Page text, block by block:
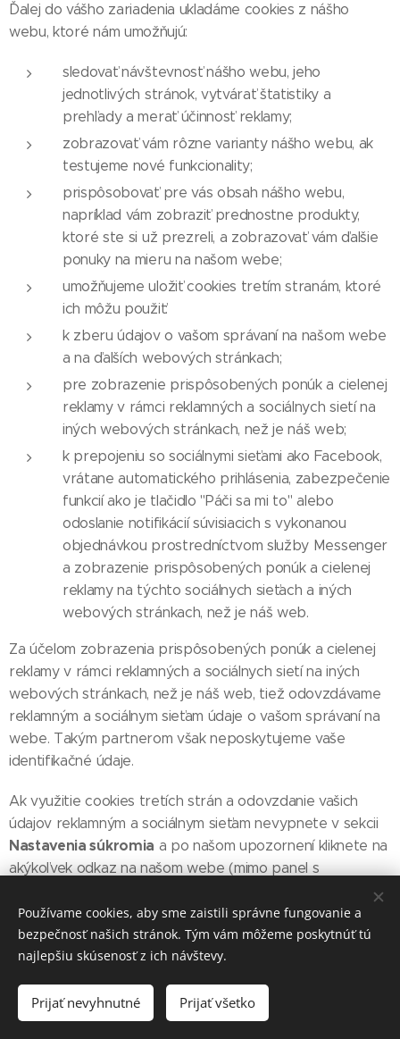
Ďalej do vášho zariadenia ukladáme cookies z nášho
webu, ktoré nám umožňujú:
sledovať návštevnosť nášho webu, jeho
jednotlivých stránok, vytvárať štatistiky a
prehľady a merať účinnosť reklamy;
zobrazovať vám rôzne varianty nášho webu, ak
testujeme nové funkcionality;
prispôsobovať pre vás obsah nášho webu,
napríklad vám zobraziť prednostne produkty,
ktoré ste si už prezreli, a zobrazovať vám ďalšie
ponuky na mieru na našom webe;
umožňujeme uložiť cookies tretím stranám, ktoré
ich môžu použiť:
k zberu údajov o vašom správaní na našom webe
a na ďalších webových stránkach;
pre zobrazenie prispôsobených ponúk a cielenej
reklamy v rámci reklamných a sociálnych sietí na
iných webových stránkach, než je náš web;
k prepojeniu so sociálnymi sieťami ako Facebook,
vrátane automatického prihlásenia, zabezpečenie
funkcií ako je tlačidlo "Páči sa mi to" alebo
odoslanie notifikácií súvisiacich s vykonanou
objednávkou prostredníctvom služby Messenger
a zobrazenie prispôsobených ponúk a cielenej
reklamy na týchto sociálnych sieťach a iných
webových stránkach, než je náš web.
Za účelom zobrazenia prispôsobených ponúk a cielenej
reklamy v rámci reklamných a sociálnych sietí na iných
webových stránkach, než je náš web, tiež odovzdávame
reklamným a sociálnym sieťam údaje o vašom správaní na
webe. Takým partnerom však neposkytujeme vaše
identifikačné údaje.
Ak využitie cookies tretích strán a odovzdanie vašich
údajov reklamným a sociálnym sieťam nevypnete v sekcii
Nastavenia súkromia a po našom upozornení kliknete na
akýkoľvek odkaz na našom webe (mimo panel s
vypnutím tejto funkcie v sekciiNastavenia súkromia.
Používame cookies, aby sme zaistili správne fungovanie a
bezpečnosť našich stránok. Tým vám môžeme poskytnúť tú
najlepšiu skúsenosť z ich návštevy.
Prijať nevyhnutné Prijať všetko